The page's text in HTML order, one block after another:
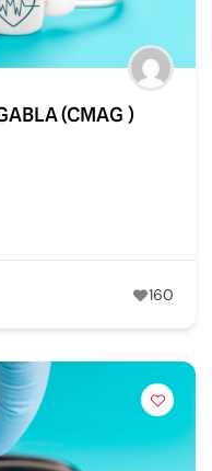
(CMAG )
160